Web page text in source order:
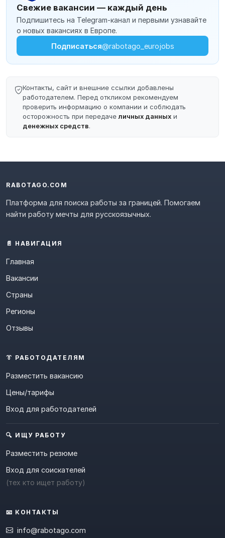
Свежие вакансии — каждый день
Подпишитесь на Telegram-канал и первыми узнавайте
о новых вакансиях в Европе.
Подписаться@rabotago_eurojobs
Контакты, сайт и внешние ссылки добавлены
работодателем. Перед откликом рекомендуем
проверить информацию о компании и соблюдать
осторожность при передачеличных данных и
денежных средств.
RABOTAGO.COM
Платформа для поиска работы за границей. Помогаем
найти работу мечты для русскоязычных.
📄 НАВИГАЦИЯ
Главная
Вакансии
Страны
Регионы
Отзывы
👔 РАБОТОДАТЕЛЯМ
Разместить вакансию
Цены/тарифы
Вход для работодателей
🔍 ИЩУ РАБОТУ
Разместить резюме
Вход для соискателей
(тех кто ищет работу)
📧 КОНТАКТЫ
info@rabotago.com